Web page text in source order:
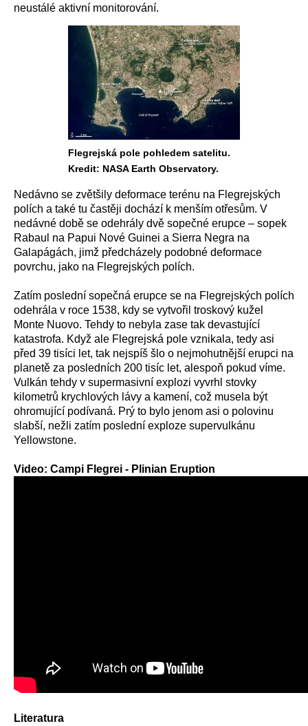
neustálé aktivní monitorování.
Flegrejská pole pohledem satelitu.
Kredit: NASA Earth Observatory.
Nedávno se zvětšily deformace terénu na Flegrejských
polích a také tu častěji dochází k menším otřesům. V
nedávné době se odehrály dvě sopečné erupce – sopek
Rabaul na Papui Nové Guinei a Sierra Negra na
Galapágách, jimž předcházely podobné deformace
povrchu, jako na Flegrejských polích.
Zatím poslední sopečná erupce se na Flegrejských polích
odehrála v roce 1538, kdy se vytvořil troskový kužel
Monte Nuovo. Tehdy to nebyla zase tak devastující
katastrofa. Když ale Flegrejská pole vznikala, tedy asi
před 39 tisíci let, tak nejspíš šlo o nejmohutnější erupci na
planetě za posledních 200 tisíc let, alespoň pokud víme.
Vulkán tehdy v supermasivní explozi vyvrhl stovky
kilometrů krychlových lávy a kamení, což musela být
ohromující podívaná. Prý to bylo jenom asi o polovinu
slabší, nežli zatím poslední exploze supervulkánu
Yellowstone.
Video: Campi Flegrei - Plinian Eruption
Literatura